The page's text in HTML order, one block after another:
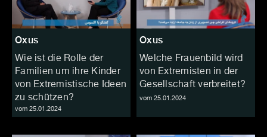
Oxus
Wie ist die Rolle der
Familien um ihre Kinder
von Extremistische Ideen
zu schützen?
vom 25.01.2024
Oxus
Welche Frauenbild wird
von Extremisten in der
Gesellschaft verbreitet?
vom 25.01.2024